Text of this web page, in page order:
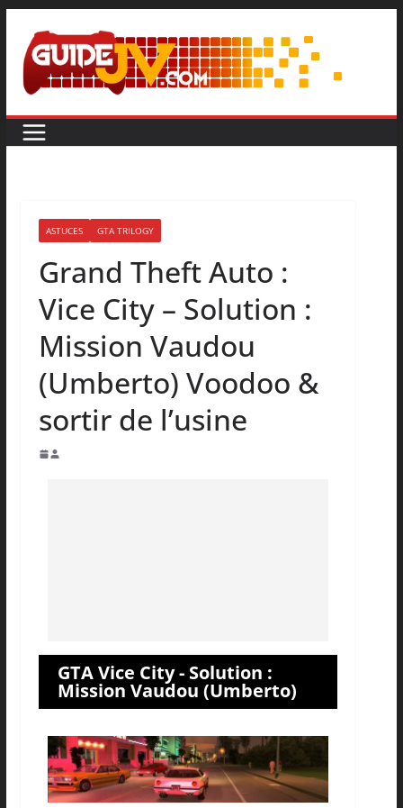
ASTUCES GTA TRILOGY
Grand Theft Auto :
Vice City – Solution :
Mission Vaudou
(Umberto) Voodoo &
sortir de l’usine
GTA Vice City - Solution :
Mission Vaudou (Umberto)